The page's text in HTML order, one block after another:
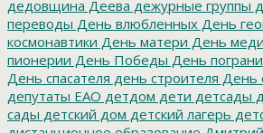
дедовщина Деева дежурные группы
переводы День влюбленных День
космонавтики День матери День
пионерии День Победы День
День спасателя день строителя День
депутаты ЕАО детдом дети детсады
сады детский дом детский лагерь